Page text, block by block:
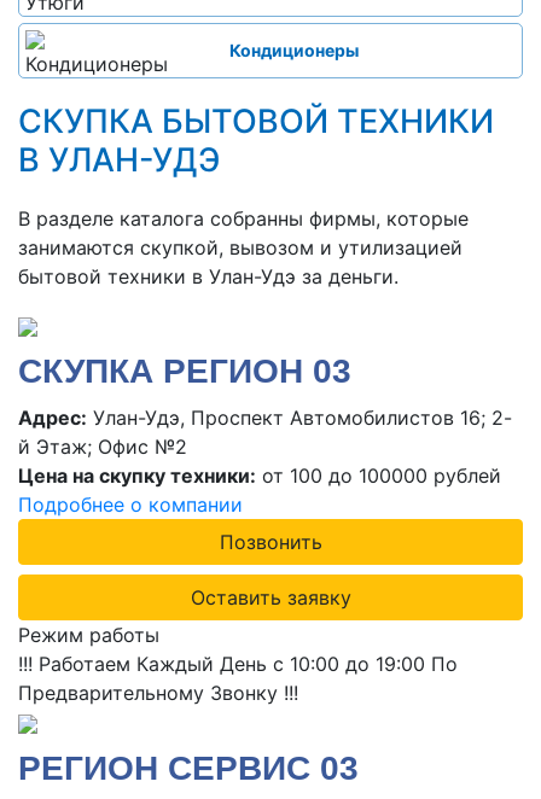
Кондиционеры
СКУПКА БЫТОВОЙ ТЕХНИКИ
В УЛАН-УДЭ
В разделе каталога собранны фирмы, которые
занимаются скупкой, вывозом и утилизацией
бытовой техники в Улан-Удэ за деньги.
СКУПКА РЕГИОН 03
Адрес: Улан-Удэ, Проспект Автомобилистов 16; 2-
й Этаж; Офис №2
Цена на скупку техники: от 100 до 100000 рублей
Подробнее о компании
Позвонить
Оставить заявку
Режим работы
!!! Работаем Каждый День с 10:00 до 19:00 По
Предварительному Звонку !!!
РЕГИОН СЕРВИС 03